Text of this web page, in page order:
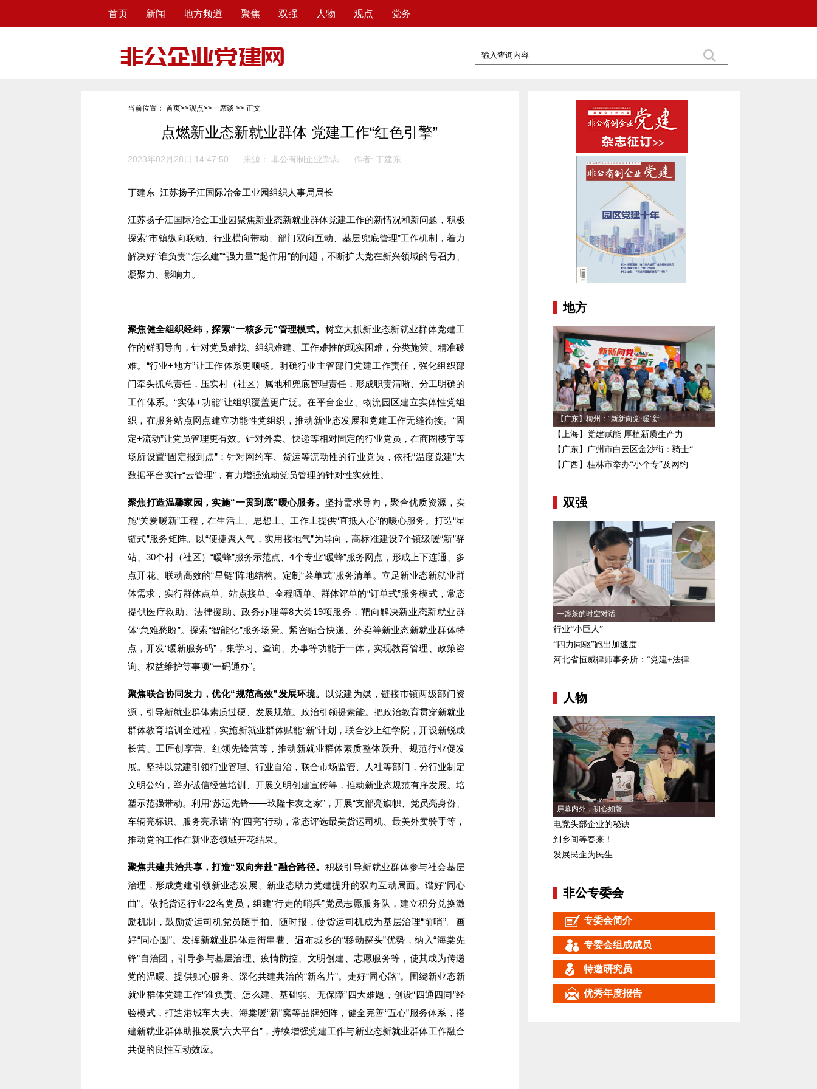
首页 新闻 地方频道 聚焦 双强 人物 观点 党务
当前位置： 首页>>观点>>一席谈 >> 正文
点燃新业态新就业群体 党建工作“红色引擎”
2023年02月28日 14:47:50 来源： 非公有制企业杂志 作者: 丁建东
丁建东 江苏扬子江国际冶金工业园组织人事局局长
江苏扬子江国际冶金工业园聚焦新业态新就业群体党建工作的新情况和新问题，积极
探索“市镇纵向联动、行业横向带动、部门双向互动、基层兜底管理”工作机制，着力
解决好“谁负责”“怎么建”“强力量”“起作用”的问题，不断扩大党在新兴领域的号召力、
凝聚力、影响力。
聚焦健全组织经纬，探索“一核多元”管理模式。 树立大抓新业态新就业群体党建工
作的鲜明导向，针对党员难找、组织难建、工作难推的现实困难，分类施策、精准破
难。“行业+地方”让工作体系更顺畅。明确行业主管部门党建工作责任，强化组织部
门牵头抓总责任，压实村（社区）属地和兜底管理责任，形成职责清晰、分工明确的
工作体系。“实体+功能”让组织覆盖更广泛。在平台企业、物流园区建立实体性党组
织，在服务站点网点建立功能性党组织，推动新业态发展和党建工作无缝衔接。“固
定+流动”让党员管理更有效。针对外卖、快递等相对固定的行业党员，在商圈楼宇等
场所设置“固定报到点”；针对网约车、货运等流动性的行业党员，依托“温度党建”大
数据平台实行“云管理”，有力增强流动党员管理的针对性实效性。
聚焦打造温馨家园，实施“一贯到底”暖心服务。 坚持需求导向，聚合优质资源，实
施“关爱暖新”工程，在生活上、思想上、工作上提供“直抵人心”的暖心服务。打造“星
链式”服务矩阵。以“便捷聚人气，实用接地气”为导向，高标准建设7个镇级暖“新”驿
站、30个村（社区）“暖蜂”服务示范点、4个专业“暖蜂”服务网点，形成上下连通、多
点开花、联动高效的“星链”阵地结构。定制“菜单式”服务清单。立足新业态新就业群
体需求，实行群体点单、站点接单、全程晒单、群体评单的“订单式”服务模式，常态
提供医疗救助、法律援助、政务办理等8大类19项服务，靶向解决新业态新就业群
体“急难愁盼”。探索“智能化”服务场景。紧密贴合快递、外卖等新业态新就业群体特
点，开发“暖新服务码”，集学习、查询、办事等功能于一体，实现教育管理、政策咨
询、权益维护等事项“一码通办”。
聚焦联合协同发力，优化“规范高效”发展环境。
以党建为媒，链接市镇两级部门资
源，引导新就业群体素质过硬、发展规范。政治引领提素能。把政治教育贯穿新就业
群体教育培训全过程，实施新就业群体赋能“新”计划，联合沙上红学院，开设新锐成
长营、工匠创享营、红领先锋营等，推动新就业群体素质整体跃升。规范行业促发
展。坚持以党建引领行业管理、行业自治，联合市场监管、人社等部门，分行业制定
文明公约，举办诚信经营培训、开展文明创建宣传等，推动新业态规范有序发展。培
塑示范强带动。利用“苏运先锋——玖隆卡友之家”，开展“支部亮旗帜、党员亮身份、
车辆亮标识、服务亮承诺”的“四亮”行动，常态评选最美货运司机、最美外卖骑手等，
推动党的工作在新业态领域开花结果。
聚焦共建共治共享，打造“双向奔赴”融合路径。 积极引导新就业群体参与社会基层
治理，形成党建引领新业态发展、新业态助力党建提升的双向互动局面。谱好“同心
曲”。依托货运行业22名党员，组建“行走的哨兵”党员志愿服务队，建立积分兑换激
励机制，鼓励货运司机党员随手拍、随时报，使货运司机成为基层治理“前哨”。画
好“同心圆”。发挥新就业群体走街串巷、遍布城乡的“移动探头”优势，纳入“海棠先
锋”自治团，引导参与基层治理、疫情防控、文明创建、志愿服务等，使其成为传递
党的温暖、提供贴心服务、深化共建共治的“新名片”。走好“同心路”。围绕新业态新
就业群体党建工作“谁负责、怎么建、基础弱、无保障”四大难题，创设“四通四同”经
验模式，打造港城车大夫、海棠暖“新”窝等品牌矩阵，健全完善“五心”服务体系，搭
建新就业群体助推发展“六大平台”，持续增强党建工作与新业态新就业群体工作融合
共促的良性互动效应。
地方
【广东】梅州：“新新向党·暖‘新’...
【上海】党建赋能 厚植新质生产力
【广东】广州市白云区金沙街：骑士“...
【广西】桂林市举办“小个专”及网约...
双强
一盏茶的时空对话
行业“小巨人”
“四力同驱”跑出加速度
河北省恒威律师事务所：“党建+法律...
人物
屏幕内外，初心如磐
电竞头部企业的秘诀
到乡间等春来！
发展民企为民生
非公专委会
专委会简介
专委会组成成员
特邀研究员
优秀年度报告